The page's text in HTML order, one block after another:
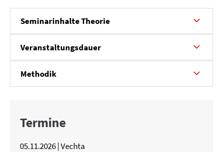
Seminarinhalte Theorie
Veranstaltungsdauer
Methodik
Termine
05.11.2026 | Vechta